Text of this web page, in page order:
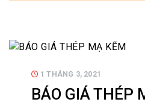
1 THÁNG 3, 2021
BÁO GIÁ THÉP